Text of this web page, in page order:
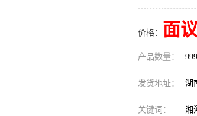
价格： 面议
产品数量：
发货地址： 湖
关键词： 湘